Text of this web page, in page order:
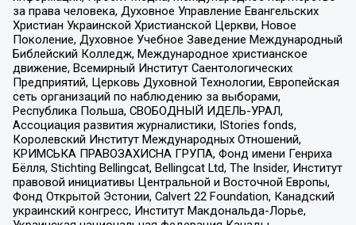
за права человека, Духовное Управление Евангельских
Христиан Украинской Христианской Церкви, Новое
Поколение, Духовное Учебное Заведение Международный
Библейский Колледж, Международное христианское
движение, Всемирный Институт Саентологических
Предприятий, Церковь Духовной Технологии, Европейская
сеть организаций по наблюдению за выборами,
Республика Польша, СВОБОДНЫЙ ИДЕЛЬ-УРАЛ,
Ассоциация развития журналистики, IStories fonds,
Королевский Институт Международных Отношений,
КРИМСЬКА ПРАВОЗАХИСНА ГРУПА, Фонд имени Генриха
Бёлля, Stichting Bellingcat, Bellingcat Ltd, The Insider, Институт
правовой инициативы Центральной и Восточной Европы,
Фонд Открытой Эстонии, Calvert 22 Foundation, Канадский
украинский конгресс, Институт Макдональда-Лорье,